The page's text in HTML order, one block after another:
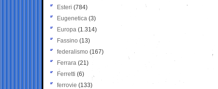
Esteri (784)
Eugenetica (3)
Europa (1.314)
Fassino (13)
federalismo (167)
Ferrara (21)
Ferretti (6)
ferrovie (133)